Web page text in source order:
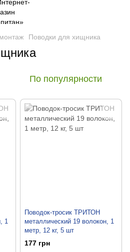
Поводки для хищника
По популярности
1
Поводок-тросик ТРИТОН
металлический 19 волокон, 1
метр, 12 кг, 5 шт
177 грн